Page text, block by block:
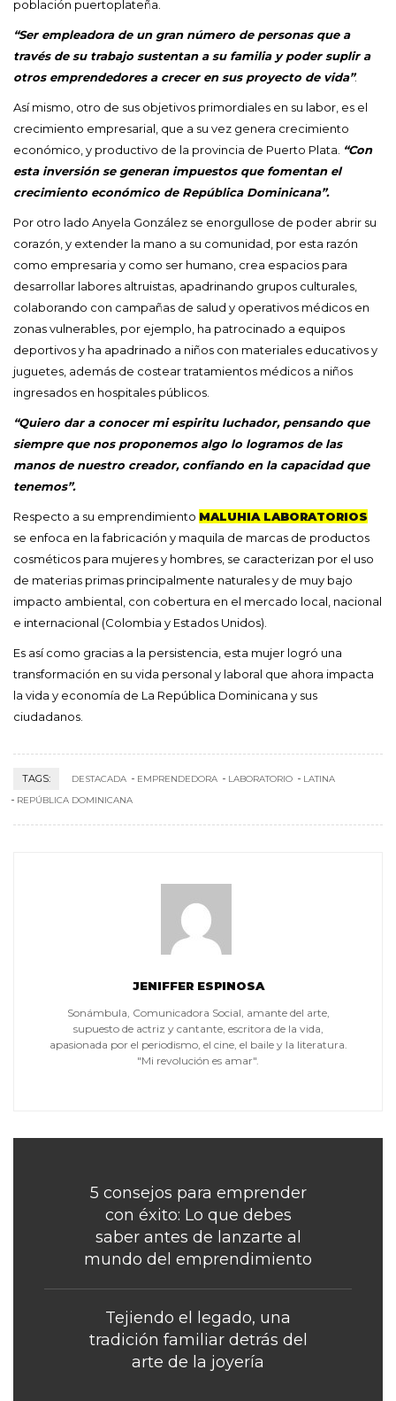
población puertoplateña.
“Ser empleadora de un gran número de personas que a
través de su trabajo sustentan a su familia y poder suplir a
otros emprendedores a crecer en sus proyecto de vida”.
Así mismo, otro de sus objetivos primordiales en su labor, es el
crecimiento empresarial, que a su vez genera crecimiento
económico, y productivo de la provincia de Puerto Plata. “Con
esta inversión se generan impuestos que fomentan el
crecimiento económico de República Dominicana”.
Por otro lado Anyela González se enorgullose de poder abrir su
corazón, y extender la mano a su comunidad, por esta razón
como empresaria y como ser humano, crea espacios para
desarrollar labores altruistas, apadrinando grupos culturales,
colaborando con campañas de salud y operativos médicos en
zonas vulnerables, por ejemplo, ha patrocinado a equipos
deportivos y ha apadrinado a niños con materiales educativos y
juguetes, además de costear tratamientos médicos a niños
ingresados en hospitales públicos.
“Quiero dar a conocer mi espiritu luchador, pensando que
siempre que nos proponemos algo lo logramos de las
manos de nuestro creador, confiando en la capacidad que
tenemos”.
Respecto a su emprendimiento MALUHIA LABORATORIOS
se enfoca en la fabricación y maquila de marcas de productos
cosméticos para mujeres y hombres, se caracterizan por el uso
de materias primas principalmente naturales y de muy bajo
impacto ambiental, con cobertura en el mercado local, nacional
e internacional (Colombia y Estados Unidos).
Es así como gracias a la persistencia, esta mujer logró una
transformación en su vida personal y laboral que ahora impacta
la vida y economía de La República Dominicana y sus
ciudadanos.
TAGS: DESTACADA EMPRENDEDORA LABORATORIO
LATINA
REPÚBLICA DOMINICANA
JENIFFER ESPINOSA
Sonámbula, Comunicadora Social, amante del arte,
supuesto de actriz y cantante, escritora de la vida,
apasionada por el periodismo, el cine, el baile y la literatura.
"Mi revolución es amar".
5 consejos para emprender
con éxito: Lo que debes
saber antes de lanzarte al
mundo del emprendimiento
Tejiendo el legado, una
tradición familiar detrás del
arte de la joyería